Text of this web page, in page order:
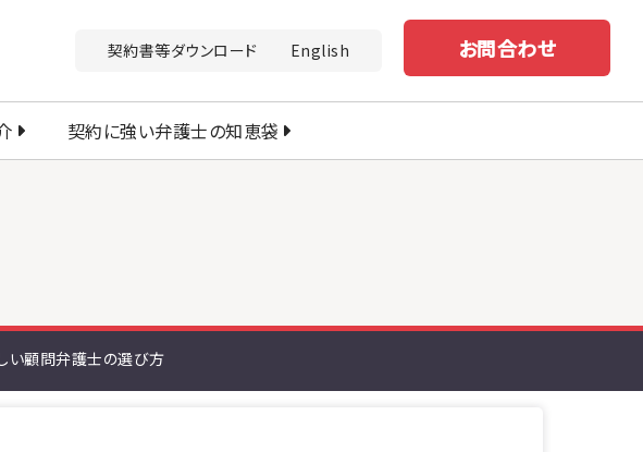
契約書等ダウンロード English お問合わせ
契約に強い弁護士の知恵袋
い顧問弁護士の選び方